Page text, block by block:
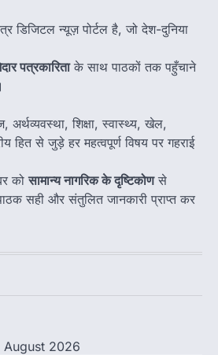
डिजिटल न्यूज़ पोर्टल है, जो देश-दुनिया
पत्रकारिताके साथ पाठकों तक पहुँचाने
अर्थव्यवस्था, शिक्षा, स्वास्थ्य, खेल,
हित से जुड़े हर महत्वपूर्ण विषय पर गहराई
कोसामान्य नागरिक के दृष्टिकोणसे
सही और संतुलित जानकारी प्राप्त कर
August 2026